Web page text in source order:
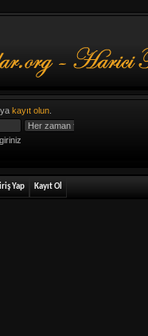
kayıt olun.
Yap Kayıt Ol